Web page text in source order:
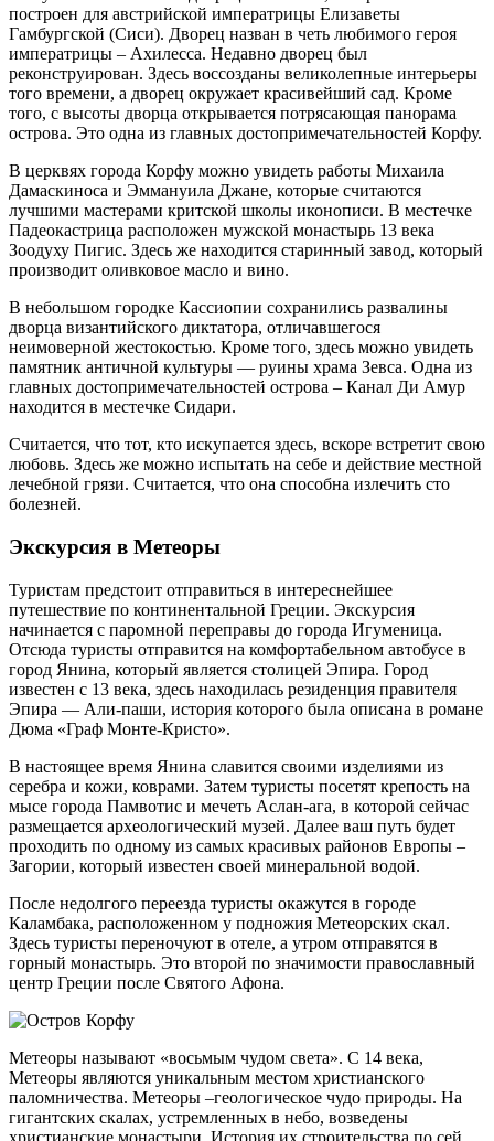
построен для австрийской императрицы Елизаветы
Гамбургской (Сиси). Дворец назван в четь любимого героя
императрицы – Ахилесса. Недавно дворец был
реконструирован. Здесь воссозданы великолепные интерьеры
того времени, а дворец окружает красивейший сад. Кроме
того, с высоты дворца открывается потрясающая панорама
острова. Это одна из главных достопримечательностей Корфу.
В церквях города Корфу можно увидеть работы Михаила
Дамаскиноса и Эммануила Джане, которые считаются
лучшими мастерами критской школы иконописи. В местечке
Падеокастрица расположен мужской монастырь 13 века
Зоодуху Пигис. Здесь же находится старинный завод, который
производит оливковое масло и вино.
В небольшом городке Кассиопии сохранились развалины
дворца византийского диктатора, отличавшегося
неимоверной жестокостью. Кроме того, здесь можно увидеть
памятник античной культуры — руины храма Зевса. Одна из
главных достопримечательностей острова – Канал Ди Амур
находится в местечке Сидари.
Считается, что тот, кто искупается здесь, вскоре встретит свою
любовь. Здесь же можно испытать на себе и действие местной
лечебной грязи. Считается, что она способна излечить сто
болезней.
Экскурсия в Метеоры
Туристам предстоит отправиться в интереснейшее
путешествие по континентальной Греции. Экскурсия
начинается с паромной переправы до города Игуменица.
Отсюда туристы отправится на комфортабельном автобусе в
город Янина, который является столицей Эпира. Город
известен с 13 века, здесь находилась резиденция правителя
Эпира — Али-паши, история которого была описана в романе
Дюма «Граф Монте-Кристо».
В настоящее время Янина славится своими изделиями из
серебра и кожи, коврами. Затем туристы посетят крепость на
мысе города Памвотис и мечеть Аслан-ага, в которой сейчас
размещается археологический музей. Далее ваш путь будет
проходить по одному из самых красивых районов Европы –
Загории, который известен своей минеральной водой.
После недолгого переезда туристы окажутся в городе
Каламбака, расположенном у подножия Метеорских скал.
Здесь туристы переночуют в отеле, а утром отправятся в
горный монастырь. Это второй по значимости православный
центр Греции после Святого Афона.
Метеоры называют «восьмым чудом света». С 14 века,
Метеоры являются уникальным местом христианского
паломничества. Метеоры –геологическое чудо природы. На
гигантских скалах, устремленных в небо, возведены
христианские монастыри. История их строительства по сей